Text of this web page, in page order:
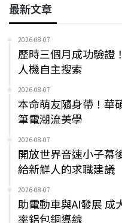
最新文章
2026-08-07
歷時三個月成功驗證
人機自主搜索
2026-08-07
本命萌友隨身帶！華
筆電潮流美學
2026-08-07
開放世界音速小子幕
給新鮮人的求職建議
2026-08-07
助電動車與AI發展 成
率鋁包銅導線